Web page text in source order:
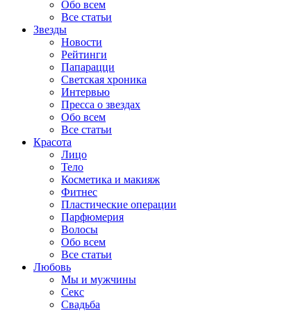
Обо всем
Все статьи
Звезды
Новости
Рейтинги
Папарацци
Светская хроника
Интервью
Пресса о звездах
Обо всем
Все статьи
Красота
Лицо
Тело
Косметика и макияж
Фитнес
Пластические операции
Парфюмерия
Волосы
Обо всем
Все статьи
Любовь
Мы и мужчины
Секс
Свадьба